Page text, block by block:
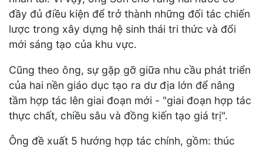
đầy đủ điều kiện để trở thành những đối tác chiến
lược trong xây dựng hệ sinh thái tri thức và đổi
mới sáng tạo của khu vực.
Cũng theo ông, sự gặp gỡ giữa nhu cầu phát triển
của hai nền giáo dục tạo ra dư địa lớn để nâng
tầm hợp tác lên giai đoạn mới - "giai đoạn hợp tác
thực chất, chiều sâu và đồng kiến tạo giá trị".
Ông đề xuất 5 hướng hợp tác chính, gồm: thúc